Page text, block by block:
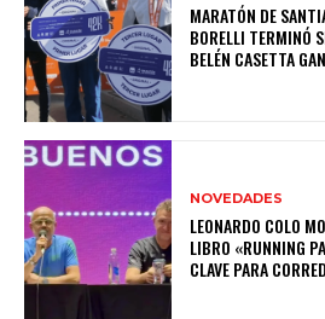
MARATÓN DE
BORELLI TERMINÓ
BELÉN CASETTA
NOVEDADES
LEONARDO COLO
LIBRO «RUNNING
CLAVE PARA